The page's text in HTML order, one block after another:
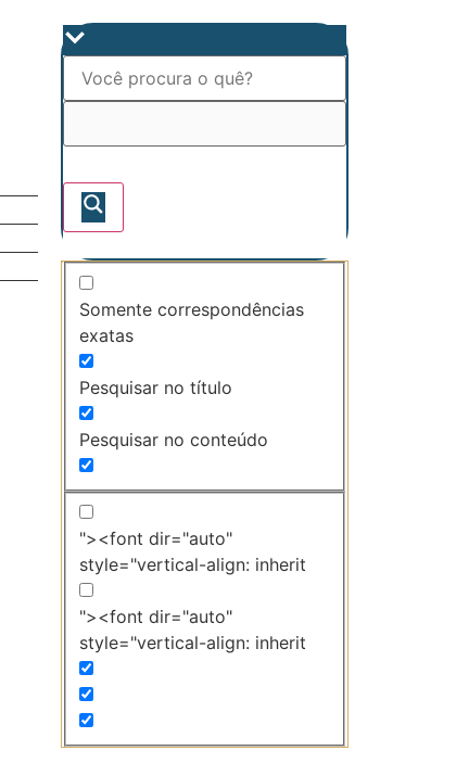
Somente correspondências
exatas
Pesquisar no título
Pesquisar no conteúdo
"><font dir="auto"
style="vertical-align: inherit
"><font dir="auto"
style="vertical-align: inherit